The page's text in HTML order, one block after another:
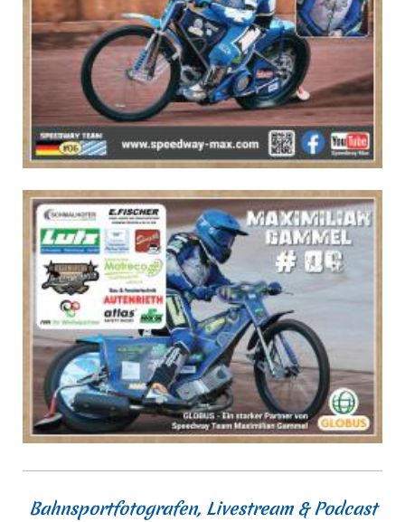
Bahnsportfotografen, Livestream & Podcast